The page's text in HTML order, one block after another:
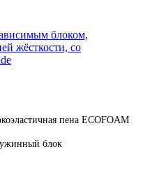
пена ECOFOAM
блок